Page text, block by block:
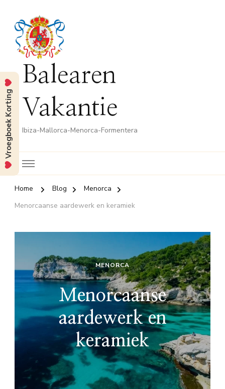
Balearen
Vakantie
Ibiza-Mallorca-Menorca-Formentera
Home Blog
Menorca
Menorcaanse aardewerk en keramiek
MENORCA
Menorcaanse
aardewerk en
keramiek
Vroegboek Korting